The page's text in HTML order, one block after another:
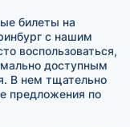
билеты на
с нашим
воспользоваться,
доступным
В нем тщательно
предложения по